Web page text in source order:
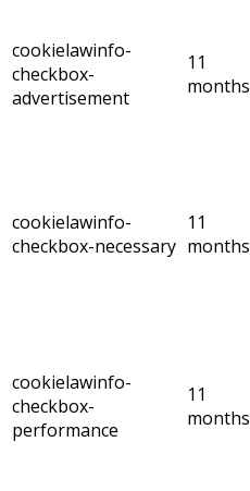
cookielawinfo-
checkbox-
advertisement
11
months
cookielawinfo-
checkbox-necessary
11
months
cookielawinfo-
checkbox-
performance
11
months